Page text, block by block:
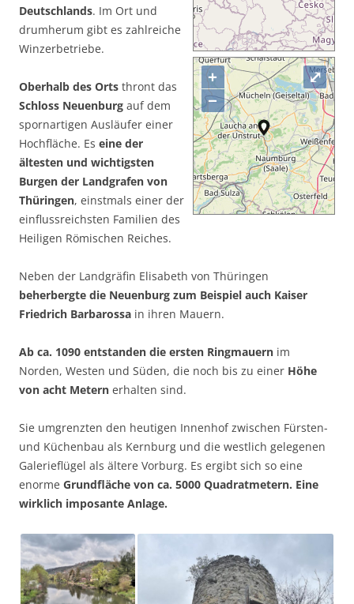
+
−
⤢
Deutschlands. Im Ort und
drumherum gibt es zahlreiche
Winzerbetriebe.
Oberhalb des Orts thront das
Schloss Neuenburg auf dem
spornartigen Ausläufer einer
Hochfläche. Es eine der
ältesten und wichtigsten
Burgen der Landgrafen von
Thüringen, einstmals einer der
einflussreichsten Familien des
Heiligen Römischen Reiches.
Neben der Landgräfin Elisabeth von Thüringen
beherbergte die Neuenburg zum Beispiel auch Kaiser
Friedrich Barbarossa in ihren Mauern.
Ab ca. 1090 entstanden die ersten Ringmauern im
Norden, Westen und Süden, die noch bis zu einer Höhe
von acht Metern erhalten sind.
Sie umgrenzten den heutigen Innenhof zwischen Fürsten-
und Küchenbau als Kernburg und die westlich gelegenen
Galerieflügel als ältere Vorburg. Es ergibt sich so eine
enorme Grundfläche von ca. 5000 Quadratmetern. Eine
wirklich imposante Anlage.